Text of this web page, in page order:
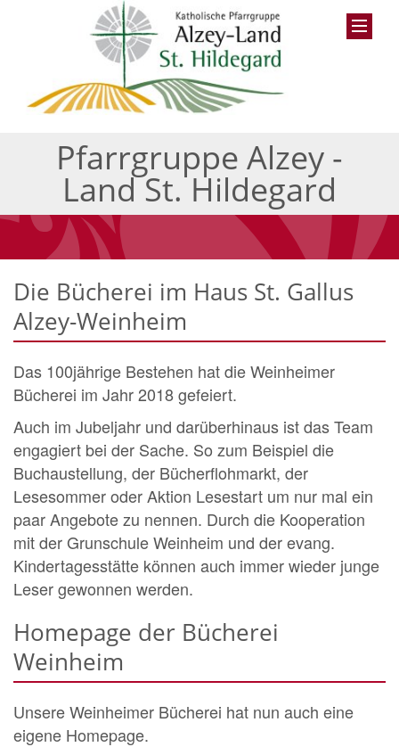
Pfarrgruppe Alzey -
Land St. Hildegard
Die Bücherei im Haus St. Gallus
Alzey-Weinheim
Das 100jährige Bestehen hat die Weinheimer
Bücherei im Jahr 2018 gefeiert.
Auch im Jubeljahr und darüberhinaus ist das Team
engagiert bei der Sache. So zum Beispiel die
Buchaustellung, der Bücherflohmarkt, der
Lesesommer oder Aktion Lesestart um nur mal ein
paar Angebote zu nennen. Durch die Kooperation
mit der Grunschule Weinheim und der evang.
Kindertagesstätte können auch immer wieder junge
Leser gewonnen werden.
Homepage der Bücherei
Weinheim
Unsere Weinheimer Bücherei hat nun auch eine
eigene Homepage.